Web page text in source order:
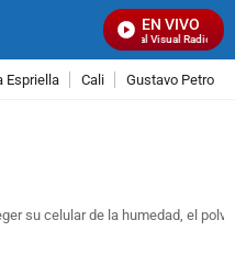
EN VIVO
Señal Visual Radio
Espriella Cali Gustavo Petro
su celular de la humedad, el